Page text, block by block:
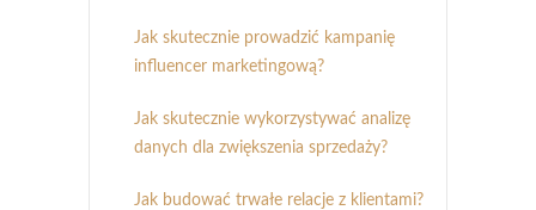
Jak skutecznie prowadzić kampanię
influencer marketingową?
Jak skutecznie wykorzystywać analizę
danych dla zwiększenia sprzedaży?
Jak budować trwałe relacje z klientami?